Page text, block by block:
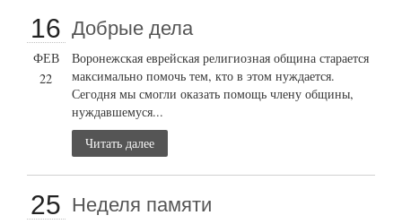
16
ФЕВ
22
Добрые дела
Воронежская еврейская религиозная община старается
максимально помочь тем, кто в этом нуждается.
Сегодня мы смогли оказать помощь члену общины,
нуждавшемуся...
Читать далее
25 Неделя памяти